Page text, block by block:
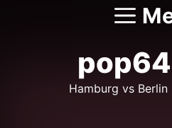
Hamburg vs